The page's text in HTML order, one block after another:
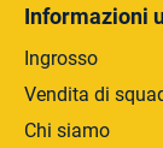
Informazioni
Ingrosso
Vendita di
Chi siamo